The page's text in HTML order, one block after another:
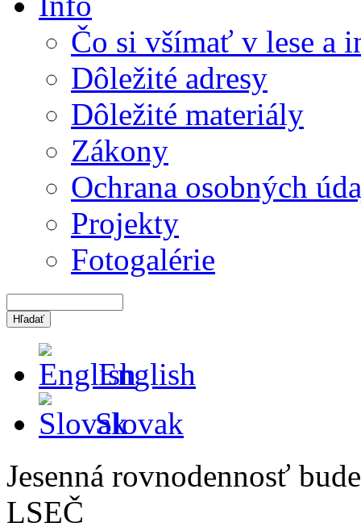
Čo si všímať v lese a
Dôležité adresy
Dôležité materiály
Zákony
Ochrana osobných
Projekty
Fotogalérie
English
Slovak
Jesenná rovnodennosť
LSEČ